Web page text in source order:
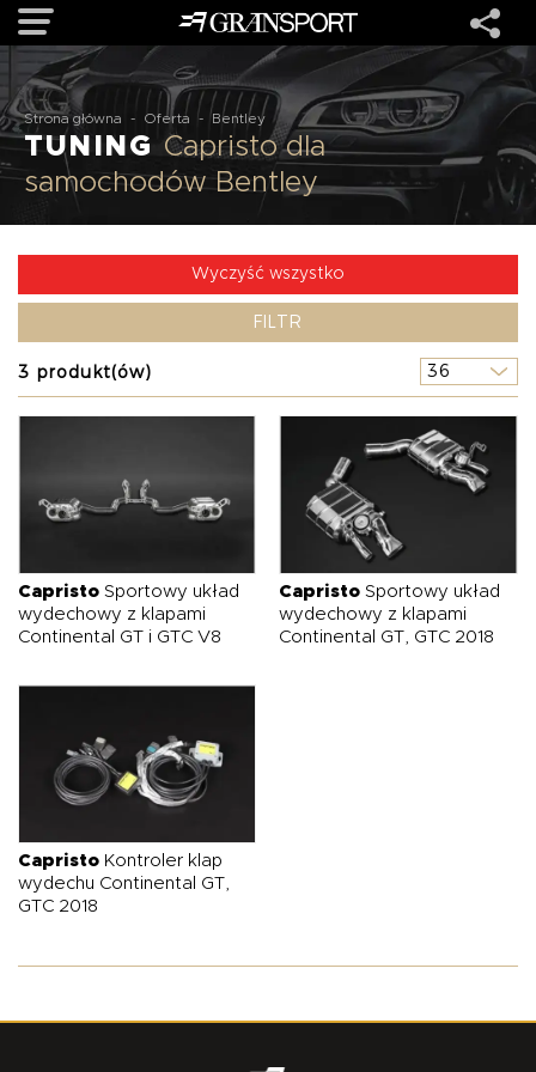
OFERTA
MARKI
O NAS
ZOSTAŃ PARTNEREM
Strona główna - Oferta - Bentley
TUNING Capristo dla
samochodów Bentley
Wyczyść wszystko
FILTR
3 produkt(ów)
Capristo Sportowy układ
wydechowy z klapami
Continental GT i GTC V8
Capristo Sportowy układ
wydechowy z klapami
Continental GT, GTC 2018
Capristo Kontroler klap
wydechu Continental GT,
GTC 2018